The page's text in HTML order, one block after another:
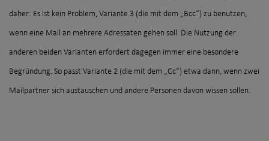
daher: Es ist kein Problem, Variante 3 (die mit dem „Bcc“) zu benutzen,
wenn eine Mail an mehrere Adressaten gehen soll. Die Nutzung der
anderen beiden Varianten erfordert dagegen immer eine besondere
Begründung. So passt Variante 2 (die mit dem „Cc“) etwa dann, wenn zwei
Mailpartner sich austauschen und andere Personen davon wissen sollen.